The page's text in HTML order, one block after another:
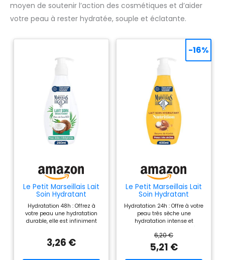
moyen de soutenir l’action des cosmétiques et d’aider
votre peau à rester hydratée, souple et éclatante.
Le Petit Marseillais Lait
Soin Hydratant
Réparation, 250 mL
Hydratation 48h : Offrez à
votre peau une hydratation
durable, elle est infiniment
plus douce; ce soin désaltère
revigorée et éclatante de
3,26 €
Le Petit Marseillais Lait
Soin Hydratant
Nutrition, 400 mL
Hydratation 24h : Offre à votre
peau très sèche une
hydratation intense et
durable, douce et protégée
tout au long de la journée
Enrichi en Beurre de Karité,
Amande Douce & Huile
6,20 €
5,21 €
-16%